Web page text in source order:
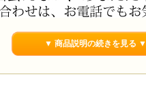
▼ 商品説明の続きを見る ▼